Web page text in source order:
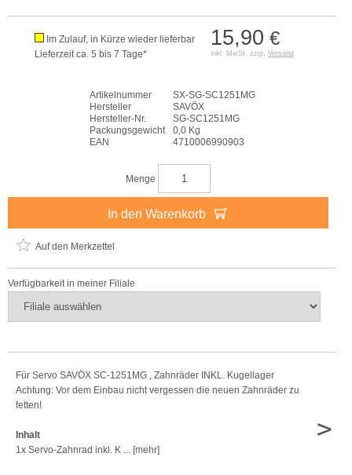
15,90 €
inkl. MwSt. zzgl. Versand
Im Zulauf, in Kürze wieder lieferbar
Lieferzeit ca. 5 bis 7 Tage*
Artikelnummer
SX-SG-SC1251MG
Hersteller
SAVÖX
Hersteller-Nr.
SG-SC1251MG
Packungsgewicht
0,0 Kg
EAN
4710006990903
Menge
In den Warenkorb
Auf den Merkzettel
Verfügbarkeit in meiner Filiale
Für Servo SAVÖX SC-1251MG , Zahnräder INKL. Kugellager
Achtung: Vor dem Einbau nicht vergessen die neuen Zahnräder zu
fetten!
Inhalt
1x Servo-Zahnrad inkl. K ... [mehr]
>